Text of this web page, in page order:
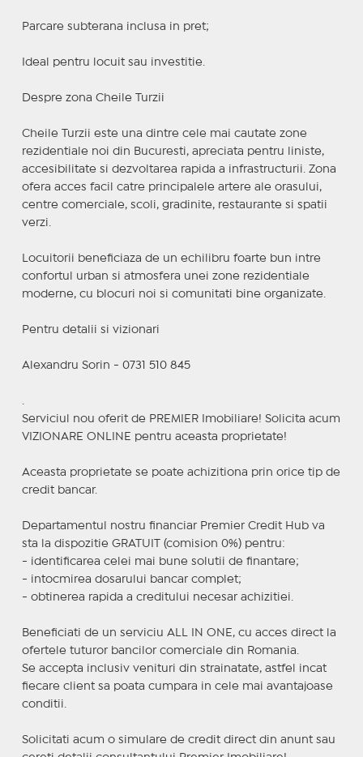
Parcare subterana inclusa in pret;
Ideal pentru locuit sau investitie.
Despre zona Cheile Turzii
Cheile Turzii este una dintre cele mai cautate zone
rezidentiale noi din Bucuresti, apreciata pentru liniste,
accesibilitate si dezvoltarea rapida a infrastructurii. Zona
ofera acces facil catre principalele artere ale orasului,
centre comerciale, scoli, gradinite, restaurante si spatii
verzi.
Locuitorii beneficiaza de un echilibru foarte bun intre
confortul urban si atmosfera unei zone rezidentiale
moderne, cu blocuri noi si comunitati bine organizate.
Pentru detalii si vizionari
Alexandru Sorin - 0731 510 845
Serviciul nou oferit de PREMIER Imobiliare! Solicita acum
VIZIONARE ONLINE pentru aceasta proprietate!
Aceasta proprietate se poate achizitiona prin orice tip de
credit bancar.
Departamentul nostru financiar Premier Credit Hub va
sta la dispozitie GRATUIT (comision 0%) pentru:
- identificarea celei mai bune solutii de finantare;
- intocmirea dosarului bancar complet;
- obtinerea rapida a creditului necesar achizitiei.
Beneficiati de un serviciu ALL IN ONE, cu acces direct la
ofertele tuturor bancilor comerciale din Romania.
Se accepta inclusiv venituri din strainatate, astfel incat
fiecare client sa poata cumpara in cele mai avantajoase
conditii.
Solicitati acum o simulare de credit direct din anunt sau